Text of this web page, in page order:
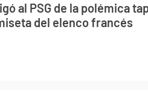
al PSG de la polémica
del elenco francés